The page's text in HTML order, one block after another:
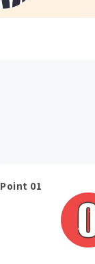
Point 01